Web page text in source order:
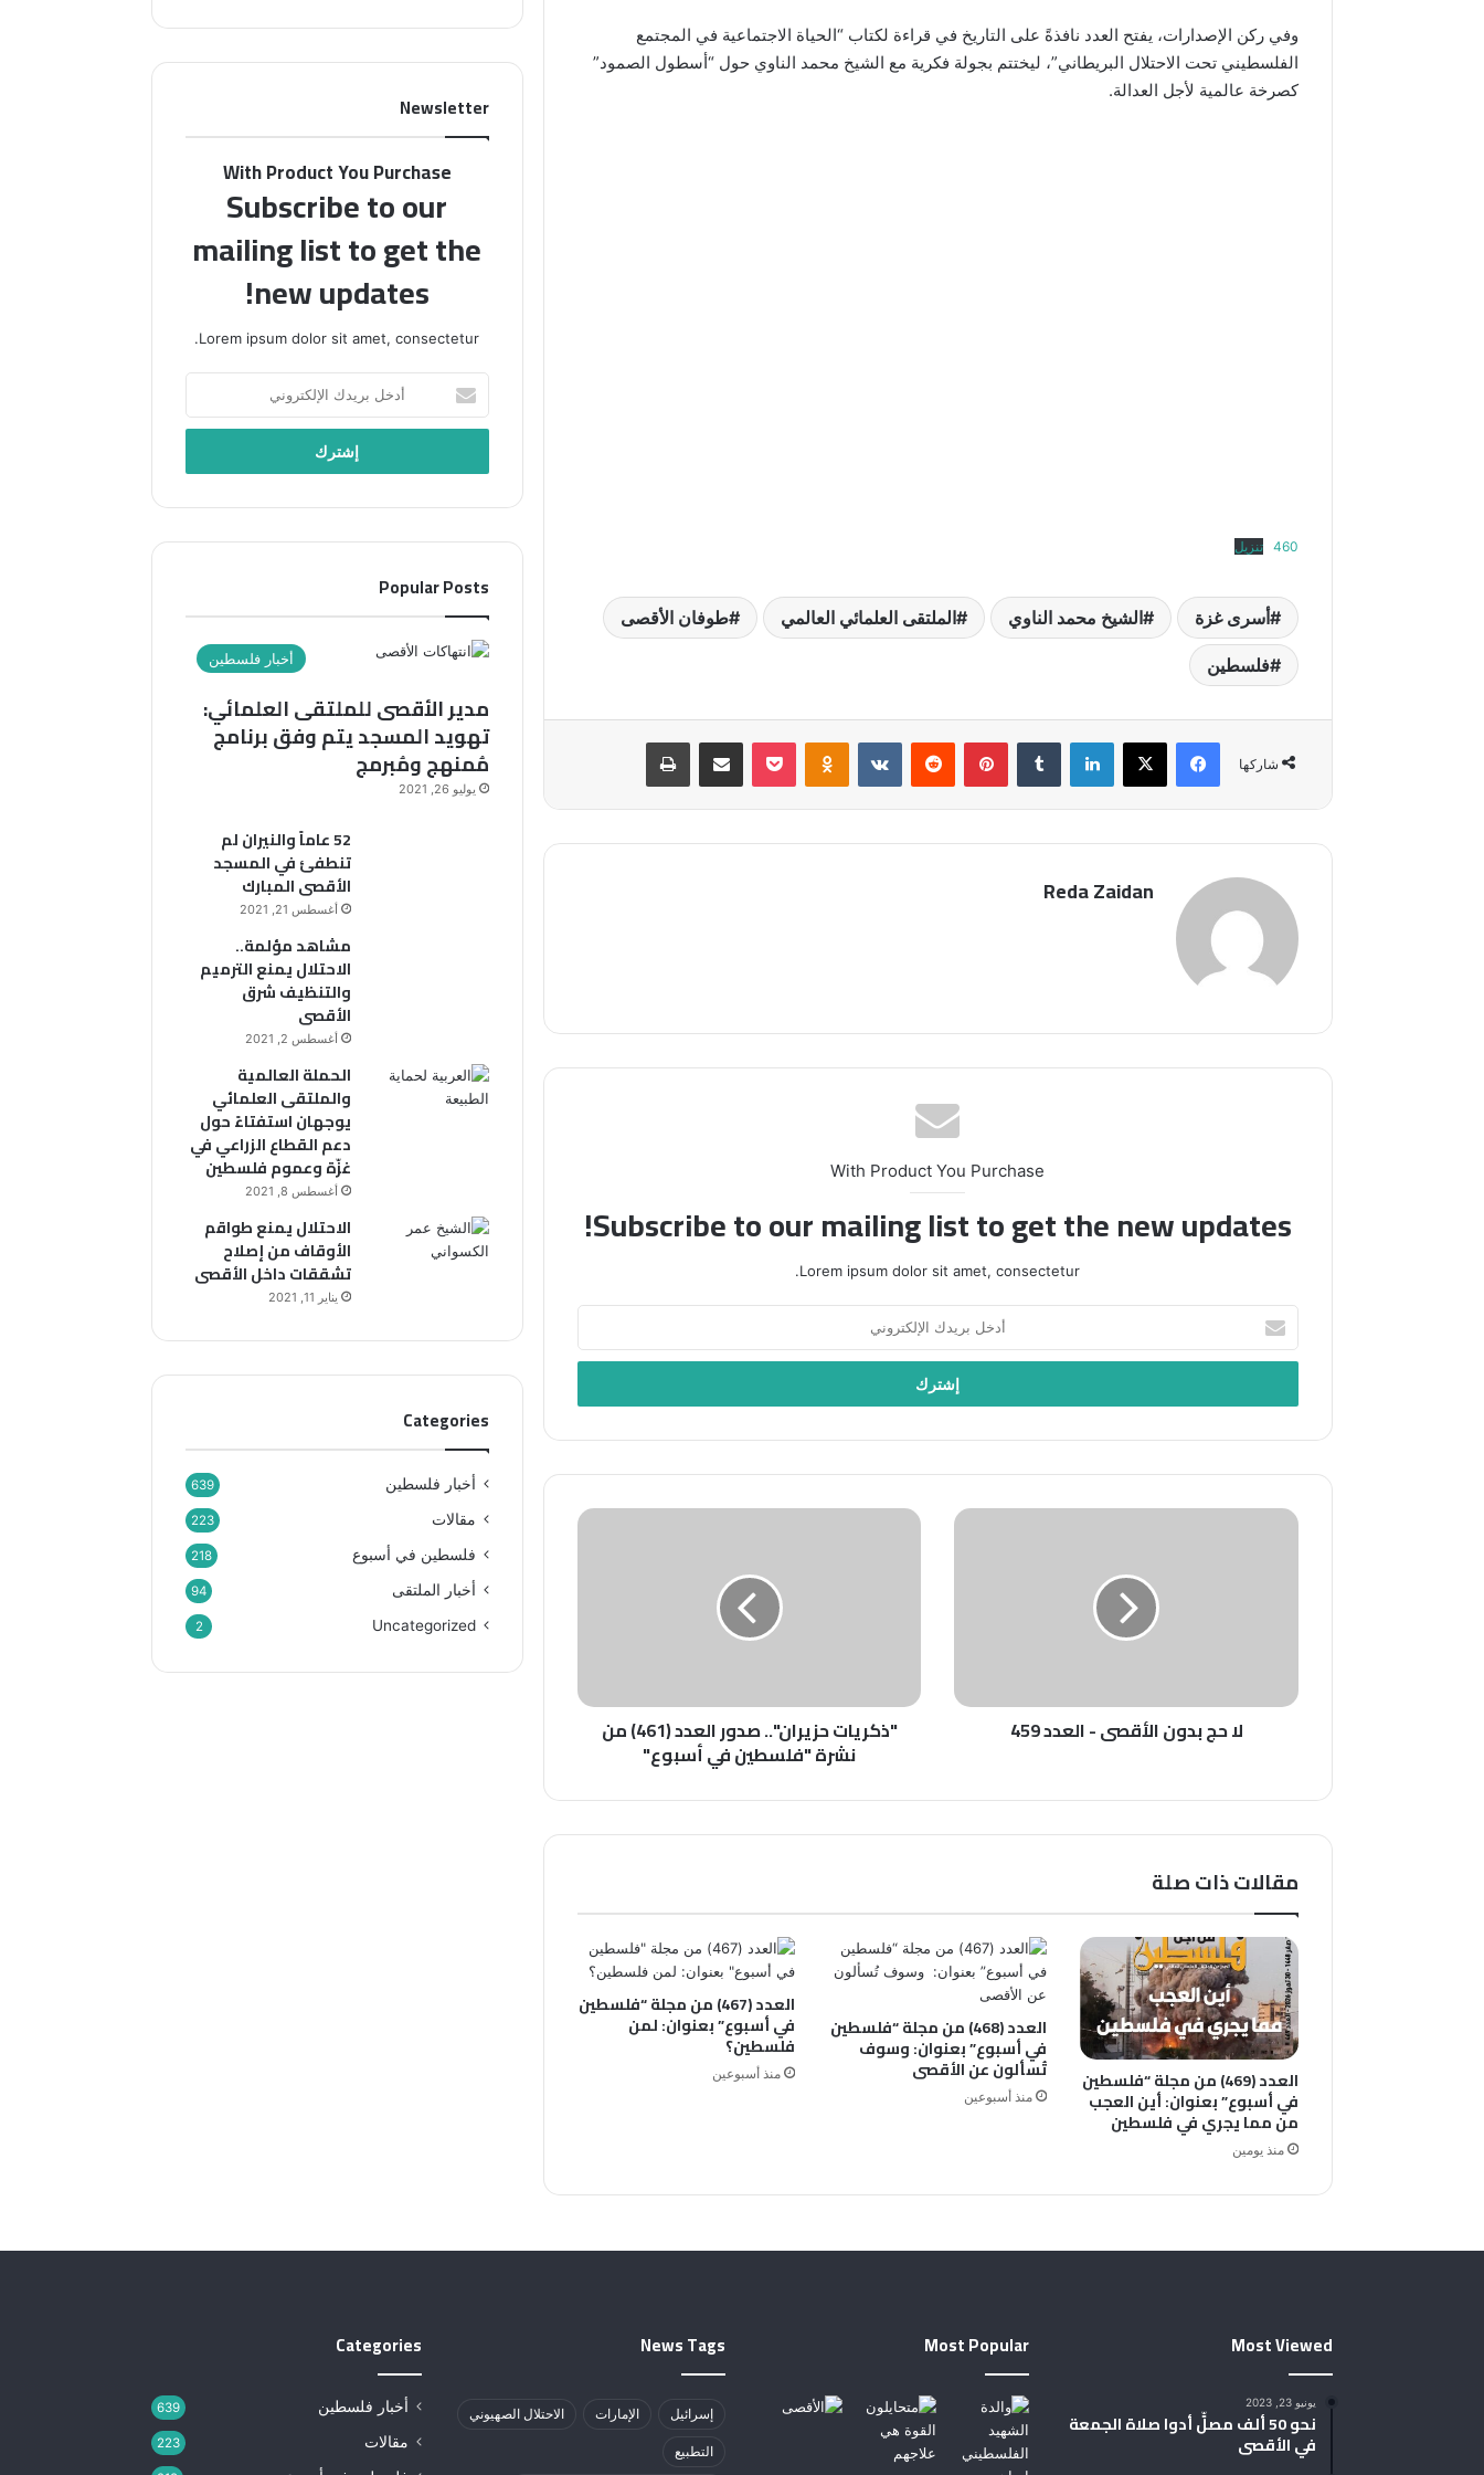
وفي ركن الإصدارات، يفتح العدد نافذةً على التاريخ في قراءة لكتاب “الحياة الاجتماعية في المجتمع
الفلسطيني تحت الاحتلال البريطاني”، ليختتم بجولة فكرية مع الشيخ محمد الناوي حول “أسطول الصمود”
كصرخة عالمية لأجل العدالة.
460 تنزيل
أسرى غزة الشيخ محمد الناوي الملتقى العلمائي العالمي طوفان الأقصى
فلسطين
شاركها
فيسبوك ‫X لينكدإن بينتيريست Odnoklassniki
‫Pocket مشاركة عبر البريد طباعة
Reda Zaidan
With Product You Purchase
Subscribe to our mailing list to get the new updates!
Lorem ipsum dolor sit amet, consectetur.
بريدك
الإلكتروني
لا
لا حج بدون الأقصى - العدد 459
"ذكريات
في
أسبوع"
"ذكريات حزيران".. صدور العدد (461) من
نشرة "فلسطين في أسبوع"
مقالات ذات صلة
العدد (469) من مجلة “فلسطين
في أسبوع” بعنوان: أين العجب
من مما يجري في فلسطين
منذ يومين
العدد (468) من مجلة “فلسطين
في أسبوع” بعنوان: وسوف
تُسألون عن الأقصى
منذ أسبوعين
العدد (467) من مجلة “فلسطين
في أسبوع” بعنوان: لمن
فلسطين؟
منذ أسبوعين
في
فلسطين
Newsletter
With Product You Purchase
Subscribe to our
mailing list to get the
new updates!
Lorem ipsum dolor sit amet, consectetur.
بريدك
الإلكتروني
Popular Posts
أخبار فلسطين
مدير الأقصى للملتقى العلمائي:
تهويد المسجد يتم وفق برنامج
مُمنهج ومُبرمج
يوليو 26, 2021
52 عاماً والنيران لم
تنطفئ في المسجد
الأقصى المبارك
أغسطس 21, 2021
مشاهد مؤلمة..
الاحتلال يمنع الترميم
والتنظيف شرق
الأقصى
أغسطس 2, 2021
الحملة العالمية
والملتقى العلمائي
يوجهان استفتاءً حول
دعم القطاع الزراعي في
غزّة وعموم فلسطين
أغسطس 8, 2021
الاحتلال يمنع طواقم
الأوقاف من إصلاح
تشققات داخل الأقصى
يناير 11, 2021
Categories
أخبار فلسطين 639
مقالات 223
فلسطين في أسبوع 218
أخبار الملتقى 94
Uncategorized
2
Most Viewed
يونيو 23, 2023
نحو 50 ألف مصلٍّ أدوا صلاة الجمعة
في الأقصى
Most Popular
News Tags
إسرائيل الإمارات الاحتلال الصهيوني
التطبيع
Categories
أخبار فلسطين 639
مقالات 223